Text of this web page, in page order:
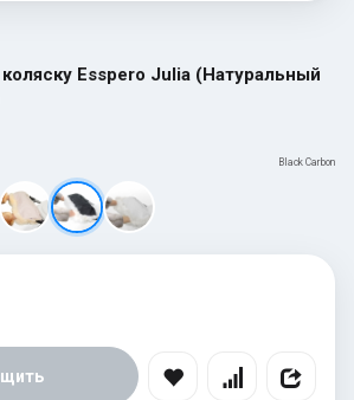
Esspero Julia (Натуральный
Black Carbon